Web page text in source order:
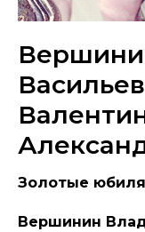
Золотые
Вершинин